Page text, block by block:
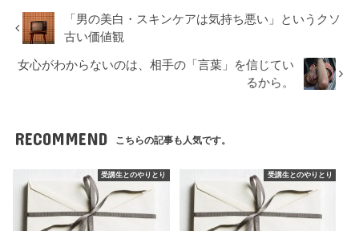
「男の美白・スキンケアは気持ち悪い」というクソ
古い価値観
女心がわからないのは、相手の「言葉」を信じてい
るから。
RECOMMEND こちらの記事も人気です。
受講生とのやりとり 受講生とのやりとり